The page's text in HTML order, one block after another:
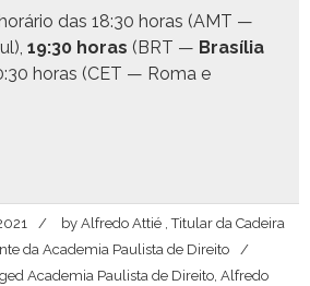
das 18:30 horas (AMT —
19:30 horas (BRT — Brasília
horas (CET — Roma e
by Alfredo Attié , Titular da Cadeira
da Academia Paulista de Direito
Academia Paulista de Direito, Alfredo